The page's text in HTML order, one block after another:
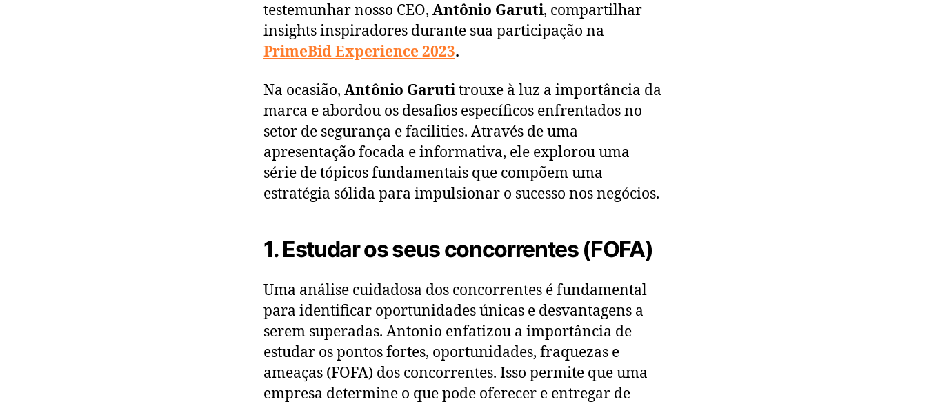
testemunhar nosso CEO, Antônio Garuti, compartilhar
insights inspiradores durante sua participação na
PrimeBid Experience 2023.
Na ocasião, Antônio Garutitrouxe à luz a importância da
marca e abordou os desafios específicos enfrentados no
setor de segurança e facilities. Através de uma
apresentação focada e informativa, ele explorou uma
série de tópicos fundamentais que compõem uma
estratégia sólida para impulsionar o sucesso nos negócios.
1. Estudar os seus concorrentes (FOFA)
Uma análise cuidadosa dos concorrentes é fundamental
para identificar oportunidades únicas e desvantagens a
serem superadas. Antonio enfatizou a importância de
estudar os pontos fortes, oportunidades, fraquezas e
ameaças (FOFA) dos concorrentes. Isso permite que uma
empresa determine o que pode oferecer e entregar de